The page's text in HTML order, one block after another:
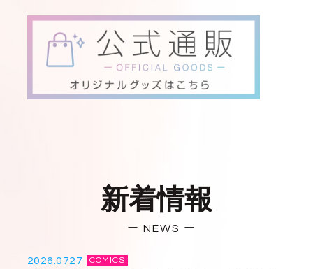
新着情報
ー NEWS ー
2026.0727 COMICS